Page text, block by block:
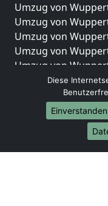
Umzug von
Umzug von
Umzug von
Umzug von
Umzug von
Umzug von
Umzug von
Umzug von
Internationale-
Umzug von
Diese
Einverstanden